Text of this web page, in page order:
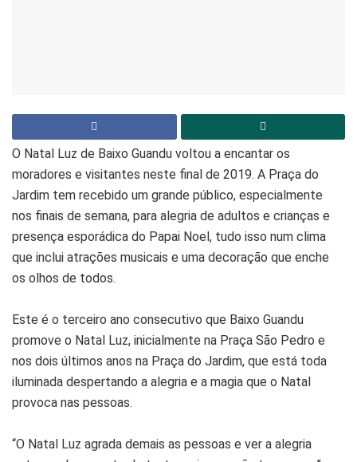
O Natal Luz de Baixo Guandu voltou a encantar os
moradores e visitantes neste final de 2019. A Praça do
Jardim tem recebido um grande público, especialmente
nos finais de semana, para alegria de adultos e crianças e
presença esporádica do Papai Noel, tudo isso num clima
que inclui atrações musicais e uma decoração que enche
os olhos de todos.
Este é o terceiro ano consecutivo que Baixo Guandu
promove o Natal Luz, inicialmente na Praça São Pedro e
nos dois últimos anos na Praça do Jardim, que está toda
iluminada despertando a alegria e a magia que o Natal
provoca nas pessoas.
“O Natal Luz agrada demais as pessoas e ver a alegria